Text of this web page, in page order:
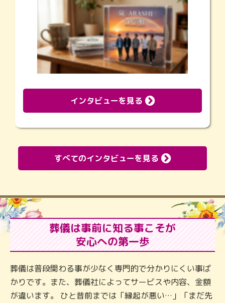
インタビューを見る
すべてのインタビューを見る
葬儀は事前に知る事こそが
安心への第一歩
葬儀は普段関わる事が少なく専門的で分かりにくい事ば
かりです。また、葬儀社によってサービスや内容、金額
が違います。 ひと昔前までは「縁起が悪い…」「まだ先